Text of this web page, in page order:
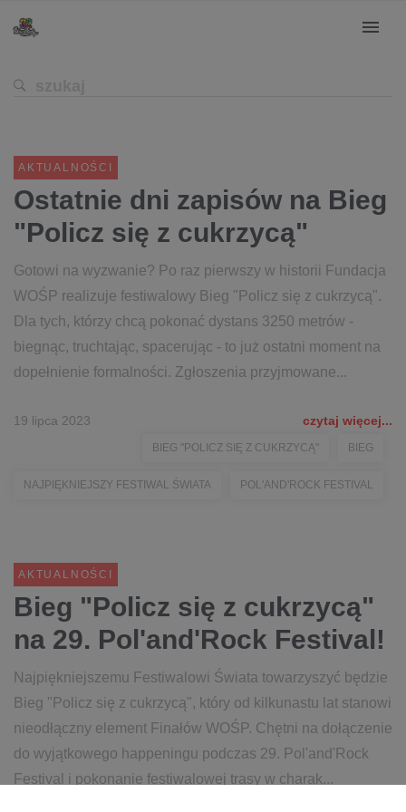
AKTUALNOŚCI
Ostatnie dni zapisów na Bieg
"Policz się z cukrzycą"
Gotowi na wyzwanie? Po raz pierwszy w historii Fundacja
WOŚP realizuje festiwalowy Bieg "Policz się z cukrzycą".
Dla tych, którzy chcą pokonać dystans 3250 metrów -
biegnąc, truchtając, spacerując - to już ostatni moment na
dopełnienie formalności. Zgłoszenia przyjmowane...
19 lipca 2023 czytaj więcej...
BIEG "POLICZ SIĘ Z CUKRZYCĄ" BIEG
NAJPIĘKNIEJSZY FESTIWAL ŚWIATA POL'AND'ROCK FESTIVAL
AKTUALNOŚCI
Bieg "Policz się z cukrzycą"
na 29. Pol'and'Rock Festival!
Najpiękniejszemu Festiwalowi Świata towarzyszyć będzie
Bieg "Policz się z cukrzycą", który od kilkunastu lat stanowi
nieodłączny element Finałów WOŚP. Chętni na dołączenie
do wyjątkowego happeningu podczas 29. Pol'and'Rock
Festival i pokonanie festiwalowej trasy w charak...